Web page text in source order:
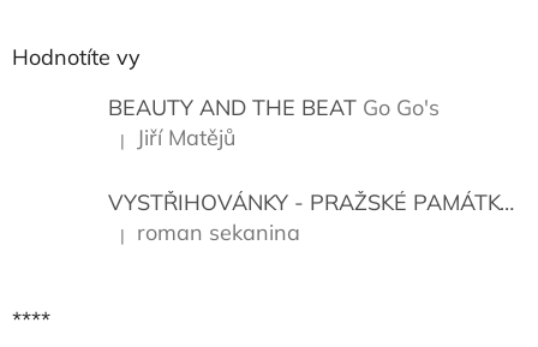
Hodnotíte vy
BEAUTY AND THE BEAT Go Go's
Hodnocení produktu je 5 z 5 hvězdiček.
| Jiří Matějů
VYSTŘIHOVÁNKY - PRAŽSKÉ PAMÁTKY
Hodnocení produktu je 5 z 5 hvězdiček.
| roman sekanina
****